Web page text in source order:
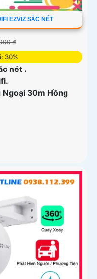
EZVIZ SẮC NÉT
₫
30%
nét .
Ngoại 30m Hồng